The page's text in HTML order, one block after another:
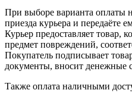
При выборе варианта оплаты
приезда курьера и передаёте
Курьер предоставляет товар,
предмет повреждений,
Покупатель подписывает
документы, вносит денежные
Также оплата наличными